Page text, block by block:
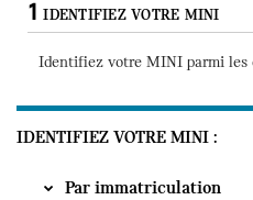
1 IDENTIFIEZ VOTRE MINI
Identifiez votre MINI parmi les
IDENTIFIEZ VOTRE MINI
Par immatriculation